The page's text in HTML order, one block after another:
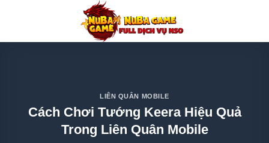
nội
LIÊN QUÂN MOBILE
Cách Chơi Tướng Keera Hiệu Quả
Trong Liên Quân Mobile